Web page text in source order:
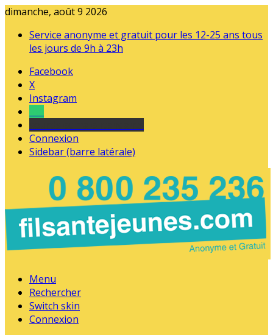
dimanche, août 9 2026
Service anonyme et gratuit pour les 12-25 ans tous
les jours de 9h à 23h
Facebook
X
Instagram
Connexion
Sidebar (barre latérale)
Menu
Rechercher
Switch skin
Connexion